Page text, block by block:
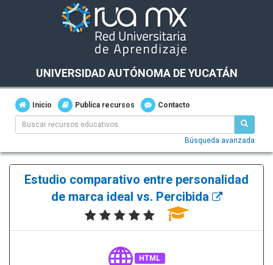
UNIVERSIDAD AUTÓNOMA DE YUCATÁN
Inicio Publica recursos Contacto
Búsqueda avanzada
Estudio comparativo entre personalidad
de marca ideal vs. Percibida
HTML